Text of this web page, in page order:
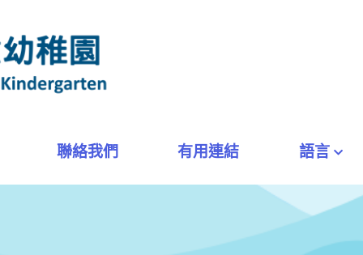
聯絡我們 有用連結 語言